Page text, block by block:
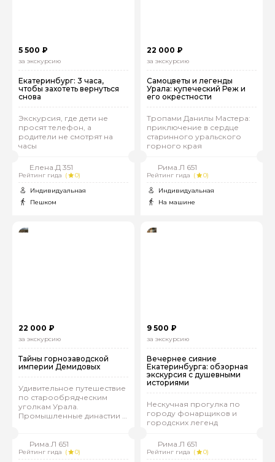
5 500 ₽
за экскурсию
Екатеринбург: 3 часа,
чтобы захотеть вернуться
снова
Экскурсия, где дети не
просят телефон, а
родители не смотрят на
часы
Елена.Д 351
Рейтинг гида (
0)
Индивидуальная
Пешком
22 000 ₽
за экскурсию
Самоцветы и легенды
Урала: купеческий Реж и
его окрестности
Тропами Данилы Мастера:
приключение в сердце
старинного уральского
горного края
Рима.Л 651
Рейтинг гида (
0)
Индивидуальная
На машине
22 000 ₽
за экскурсию
Тайны горнозаводской
империи Демидовых
Удивительное путешествие
по старообрядческим
уголкам Урала.
Промышленные династии и
Рима.Л 651
Рейтинг гида (
0)
9 500 ₽
за экскурсию
Вечернее сияние
Екатеринбурга: обзорная
экскурсия с душевными
историями
Нескучная прогулка по
городу фонарщиков и
городских легенд
Рима.Л 651
Рейтинг гида (
0)